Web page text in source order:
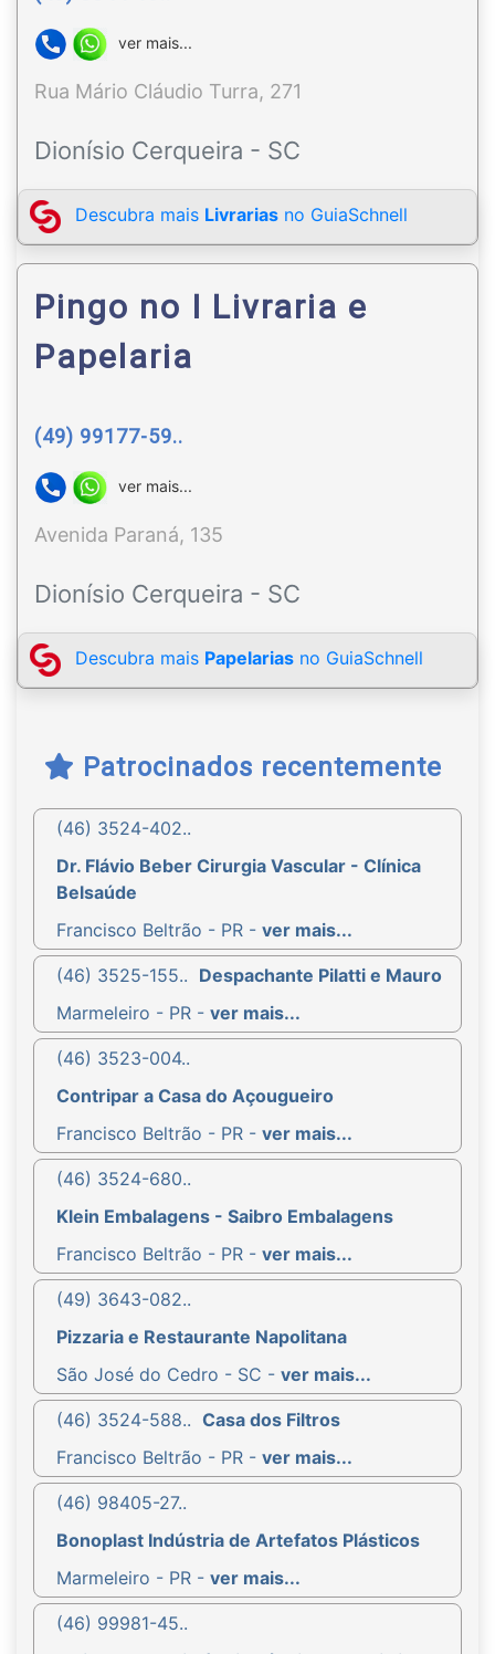
ver mais...
Rua Mário Cláudio Turra, 271
Dionísio Cerqueira - SC
Descubra mais Livrarias no GuiaSchnell
Pingo no I Livraria e
Papelaria
(49) 99177-59..
ver mais...
Avenida Paraná, 135
Dionísio Cerqueira - SC
Descubra mais Papelarias no GuiaSchnell
Patrocinados recentemente
(46) 3524-402..
Dr. Flávio Beber Cirurgia Vascular - Clínica
Belsaúde
Francisco Beltrão - PR - ver mais...
(46) 3525-155.. Despachante Pilatti e Mauro
Marmeleiro - PR - ver mais...
(46) 3523-004..
Contripar a Casa do Açougueiro
Francisco Beltrão - PR - ver mais...
(46) 3524-680..
Klein Embalagens - Saibro Embalagens
Francisco Beltrão - PR - ver mais...
(49) 3643-082..
Pizzaria e Restaurante Napolitana
São José do Cedro - SC - ver mais...
(46) 3524-588.. Casa dos Filtros
Francisco Beltrão - PR - ver mais...
(46) 98405-27..
Bonoplast Indústria de Artefatos Plásticos
Marmeleiro - PR - ver mais...
(46) 99981-45..